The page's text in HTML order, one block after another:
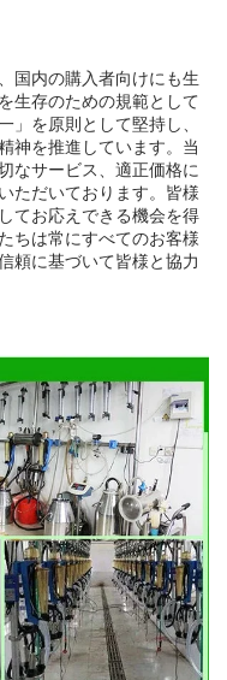
国内の購入者向けにも生
生存のための規範として
」を原則として堅持し、
神を推進しています。当
なサービス、適正価格に
ただいております。皆様
てお応えできる機会を得
ちは常にすべてのお客様
頼に基づいて皆様と協力